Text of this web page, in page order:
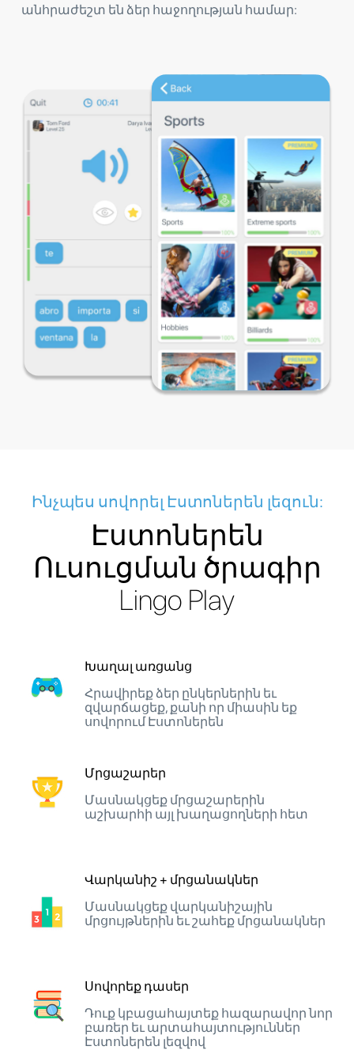
անհրաժեշտ են ձեր հաջողության համար:
Ինչպես սովորել Էստոներեն լեզուն:
Էստոներեն
Ուսուցման ծրագիր
Lingo Play
Խաղալ առցանց
Հրավիրեք ձեր ընկերներին եւ
զվարճացեք, քանի որ միասին եք
սովորում Էստոներեն
Մրցաշարեր
Մասնակցեք մրցաշարերին
աշխարհի այլ խաղացողների հետ
Վարկանիշ + մրցանակներ
Մասնակցեք վարկանիշային
մրցույթներին եւ շահեք մրցանակներ
Սովորեք դասեր
Դուք կբացահայտեք հազարավոր նոր
բառեր եւ արտահայտություններ
Էստոներեն լեզվով